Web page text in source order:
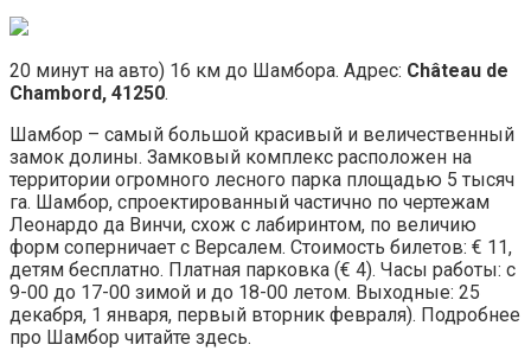
20 минут на авто) 16 км до Шамбора. Адрес: Château de
Chambord, 41250.
Шамбор – самый большой красивый и величественный
замок долины. Замковый комплекс расположен на
территории огромного лесного парка площадью 5 тысяч
га. Шамбор, спроектированный частично по чертежам
Леонардо да Винчи, схож с лабиринтом, по величию
форм соперничает с Версалем. Стоимость билетов: € 11,
детям бесплатно. Платная парковка (€ 4). Часы работы: с
9-00 до 17-00 зимой и до 18-00 летом. Выходные: 25
декабря, 1 января, первый вторник февраля). Подробнее
про Шамбор читайте здесь.